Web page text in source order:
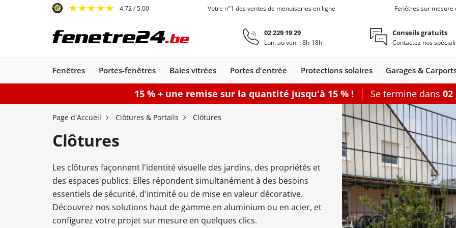
Aller au contenu principal
4.72/ 5.00 Votre n°1 des ventes de menuiseries en ligne Fenêtres sur mesure
02 229 19 29
Lun. au ven. : 8h-18h
Conseils gratuits
Contactez nos
Fenêtres
Fenêtres
PVC
Fenêtres
PVC-Alu
Fenêtres
Bois
Fenêtres
Bois-Alu
Fenêtres Alu
Configurer une fenêtre
Fenêtres de toit
Fenêtres de toit
Configurer
Fenêtre coulissante
Fenêtre
Configurer
Portes-fenêtres
Portes-fenêtres
PVC
Portes-fenêtres
PVC-Alu
Portes-fenêtres
Bois
Portes-fenêtres
Bois-Alu
Portes-fenêtres Alu
Configurer une porte-fenêtre
Accessoires
Produits
Joints de
Plus
Baies vitrées
Baie oscillo-coulissante Smart-Slide Baie accordéon
Baie soulevante-
coulissante
Configurer une baie vitrée
Options
Baie vitrée 2
Baie vitrée 3
Baie vitrée 4
Accessoires
Portes d'entrée
Portes d'entrée
PVC
Portes d'entrée
Acier-Alu
Portes d'entrée
Alu
Portes d'entrée
Bois
Configurer une porte d'entrée
Portes de service
Portes de
service Acier
Portes de
service
Bois
Portes de
service
PVC
Configurer une porte de service
Protections solaires
Volets battants
Configurer
Volets
roulants
Configurer
Brise-soleil
orientables
Configurer
Stores
bannes
Configurer
Stores enrouleurs
extérieurs
Configurer
Pergolas
Configurer
Garages &
Portes de garage
sectionnelles
Configurer
Portes de garage
enroulables
Configurer
Carports
Carports
adossés
Carports
autoportants
Carports avec abri
de jardin
Configurer
Portillons Portails battants Portails coulissants
Configurer un portail
Clôtures
Clôtures alu
Configurer
Grillages
Configurer
15 % + une remise sur la quantité jusqu'à 15 % ! Se termine dans 02
Page d'Accueil Clôtures & Portails Clôtures
Clôtures
Les clôtures façonnent l'identité visuelle des jardins, des propriétés et
des espaces publics. Elles répondent simultanément à des besoins
essentiels de sécurité, d'intimité ou de mise en valeur décorative.
Découvrez nos solutions haut de gamme en aluminium ou en acier, et
configurez votre projet sur mesure en quelques clics.